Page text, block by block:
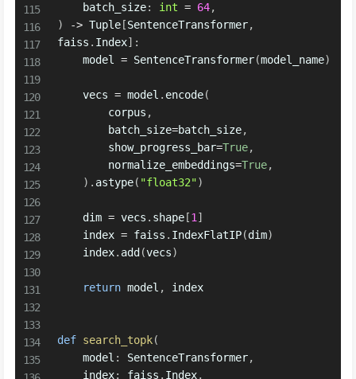
    batch_size
: int = 64,
)
-> Tuple [SentenceTransformer,
faiss . Index] :
    model
= SentenceTransformer(model_name)
    vecs
= model . encode(
        corpus
,
        batch_size
=batch_size,
        show_progress_bar
=True,
        normalize_embeddings
=True,
) . astype( "float32")
    dim
= vecs . shape [1]
    index
= faiss . IndexFlatIP(dim)
    index
. add (vecs)
return model , index
def search_topk(
    model
: SentenceTransformer,
    index
: faiss . Index,